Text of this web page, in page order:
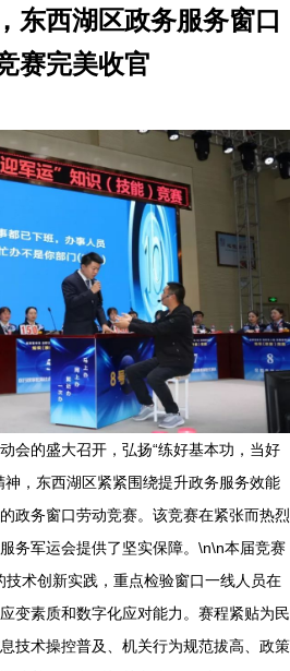
东西湖区政务服务窗口
赛完美收官
会的盛大召开，弘扬“练好基本功，当好
神，东西湖区紧紧围绕提升政务服务效能
政务窗口劳动竞赛。该竞赛在紧张而热烈
务军运会提供了坚实保障。\n\n本届竞赛
技术创新实践，重点检验窗口一线人员在
变素质和数字化应对能力。赛程紧贴为民
技术操控普及、机关行为规范拔高、政策